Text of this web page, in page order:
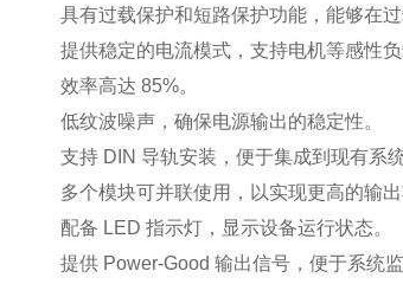
具有过载保护和短路保护功能，能够在
提供稳定的电流模式，支持电机等感性负
效率高达 85%。
低纹波噪声，确保电源输出的稳定性。
支持 DIN 导轨安装，便于集成到现有系统
多个模块可并联使用，以实现更高的输出
配备 LED 指示灯，显示设备运行状态。
提供 Power-Good 输出信号，便于系统监